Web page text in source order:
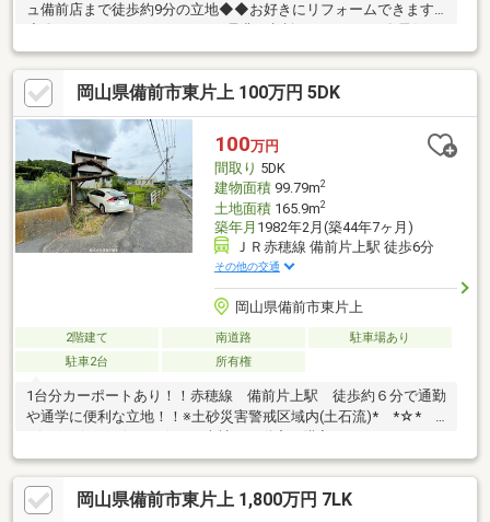
ュ備前店まで徒歩約9分の立地◆◆お好きにリフォームできます
用、収益用とお好きにご検討ください♪【周辺環境】・片上小学校
まで徒歩約8分・備前中学校まで徒歩約28分・トマト銀行片上支
店まで徒歩約4分・マックスバリュ備前店まで徒歩約9分・JR西片
上駅まで徒歩約1分〇お問い合わせ〇見学希望、詳細気になる方は
下記までお気軽にお問い合わせ下さい♪ばんな不動産 086-201-
3488
岡山県備前市東片上 100万円 5DK
100万円
間取り 5DK
建物面積99.79m2
土地面積165.9m2
築年月 1982年2月(築44年7ヶ月)
ＪＲ赤穂線 備前片上駅 徒歩6分
その他の交通
岡山県備前市東片上
2階建て 南道路
駐車場あり
駐車2台
所有権
1台分カーポートあり！！赤穂線 備前片上駅 徒歩約６分で通勤
や通学に便利な立地！！※土砂災害警戒区域内(土石流)* *☆*
ンまでワンストップでサポートいたします。高い技術力とデザイ
ン力で失敗しないリフォームを実現。中古物件をリノベ・リフォ
ームで蘇らせます。物件購入費用とリノベ工事費用を一緒にロー
岡山県備前市東片上 1,800万円 7LK